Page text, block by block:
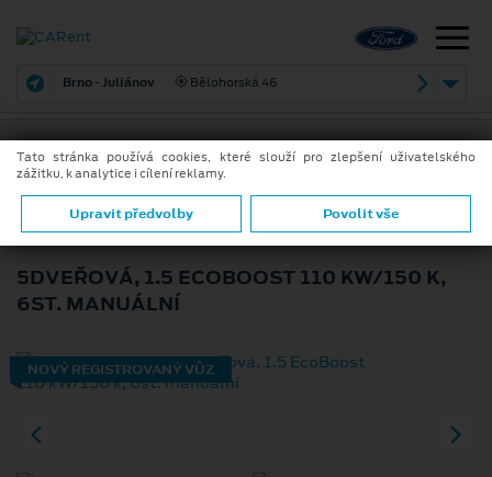
Brno - Juliánov Bělohorská 46
FORD KUGA ST-LINE
5DVEŘOVÁ, 1.5 ECOBOOST 110 KW/150 K,
6ST. MANUÁLNÍ
NOVÝ REGISTROVANÝ VŮZ
Tato stránka používá cookies, které slouží pro zlepšení uživatelského
zážitku, k analytice i cílení reklamy.
Upravit předvolby Povolit vše